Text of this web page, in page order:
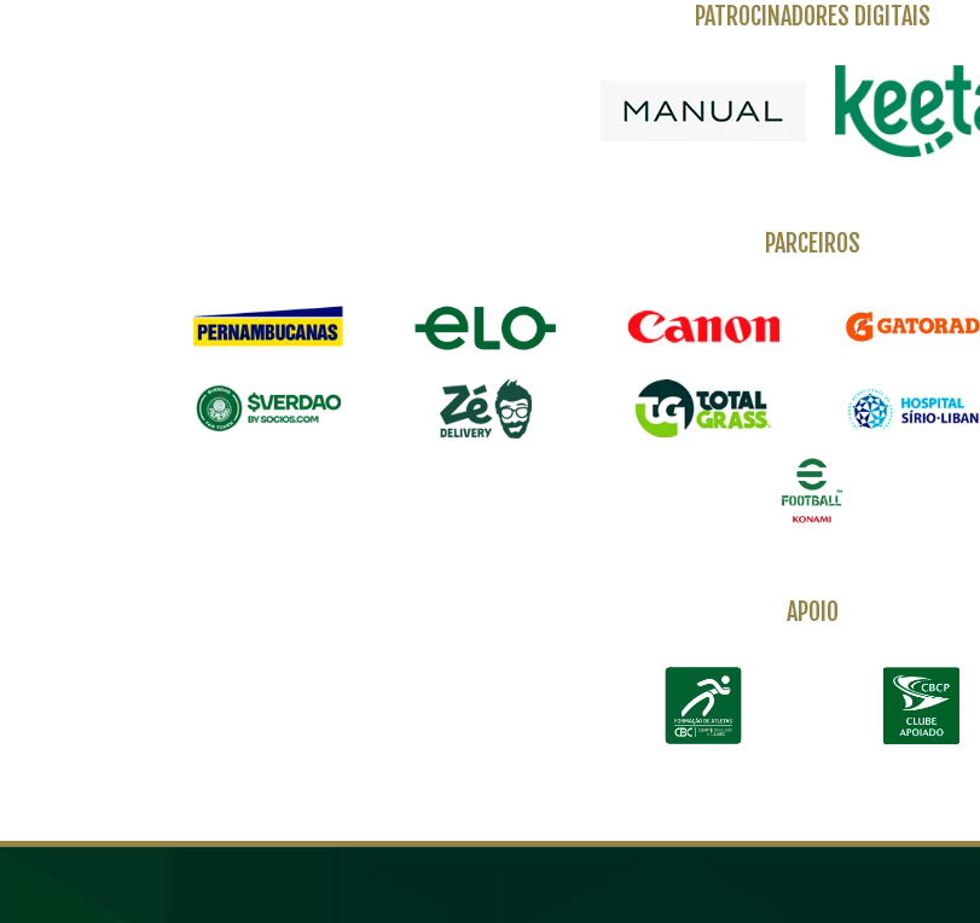
PATROCINADORES DIGITAIS
PARCEIROS
APOIO